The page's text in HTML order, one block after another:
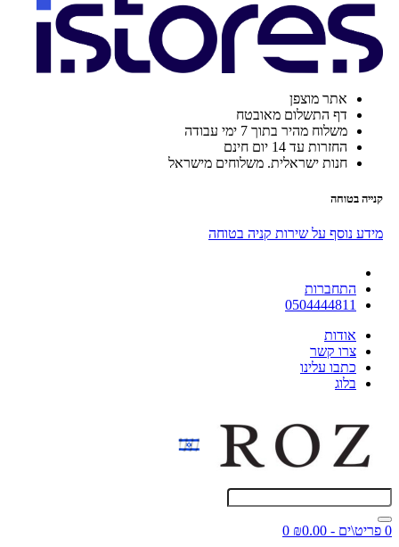
אתר מוצפן
דף התשלום מאובטח
משלוח מהיר בתוך 7 ימי עבודה
החזרות עד 14 יום חינם
חנות ישראלית. משלוחים מישראל
קנייה בטוחה
מידע נוסף על שירות קניה בטוחה
התחברות
0504444811
אודות
צרו קשר
כתבו עלינו
בלוג
0 פריט\ים - ₪0.00
0